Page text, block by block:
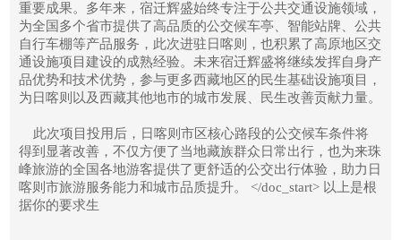
重要成果。多年来，宿迁辉盛始终专注于公共交通设施领域，
为全国多个省市提供了高品质的公交候车亭、智能站牌、公共
自行车棚等产品服务，此次进驻日喀则，也积累了高原地区交
通设施项目建设的成熟经验。未来宿迁辉盛将继续发挥自身产
品优势和技术优势，参与更多西藏地区的民生基础设施项目，
为日喀则以及西藏其他地市的城市发展、民生改善贡献力量。
此次项目投用后，日喀则市区核心路段的公交候车条件将
得到显著改善，不仅方便了当地藏族群众日常出行，也为来珠
峰旅游的全国各地游客提供了更舒适的公交出行体验，助力日
喀则市旅游服务能力和城市品质提升。 </doc_start> 以上是根
据你的要求生